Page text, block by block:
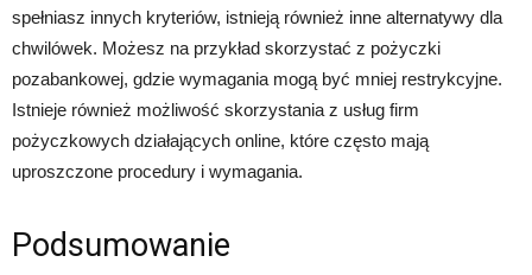
spełniasz innych kryteriów, istnieją również inne alternatywy dla
chwilówek. Możesz na przykład skorzystać z pożyczki
pozabankowej, gdzie wymagania mogą być mniej restrykcyjne.
Istnieje również możliwość skorzystania z usług firm
pożyczkowych działających online, które często mają
uproszczone procedury i wymagania.
Podsumowanie